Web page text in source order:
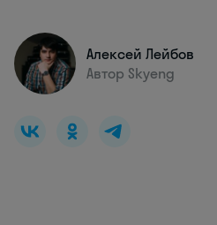
Алексей Лейбов
Автор Skyeng